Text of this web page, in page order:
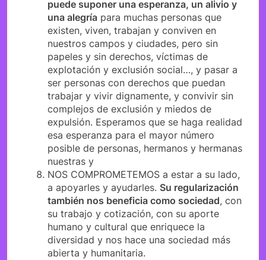
puede suponer una esperanza, un alivio y
una alegría para muchas personas que
existen, viven, trabajan y conviven en
nuestros campos y ciudades, pero sin
papeles y sin derechos, víctimas de
explotación y exclusión social…, y pasar a
ser personas con derechos que puedan
trabajar y vivir dignamente, y convivir sin
complejos de exclusión y miedos de
expulsión. Esperamos que se haga realidad
esa esperanza para el mayor número
posible de personas, hermanos y hermanas
nuestras y
NOS COMPROMETEMOS a estar a su lado,
a apoyarles y ayudarles. Su regularización
también nos beneficia como sociedad, con
su trabajo y cotización, con su aporte
humano y cultural que enriquece la
diversidad y nos hace una sociedad más
abierta y humanitaria.